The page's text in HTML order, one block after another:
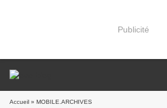
Publicité
Accueil » MOBILE.ARCHIVES